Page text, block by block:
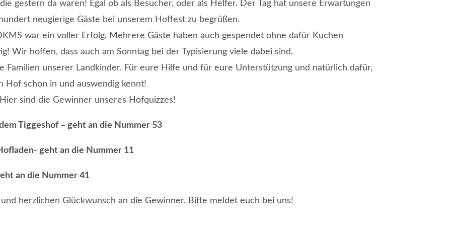
gestern da waren! Egal ob als Besucher, oder als Helfer. Der Tag hat unsere Erwartungen
neugierige Gäste bei unserem Hoffest zu begrüßen.
war ein voller Erfolg. Mehrere Gäste haben auch gespendet ohne dafür Kuchen
Wir hoffen, dass auch am Sonntag bei der Typisierung viele dabei sind.
Familien unserer Landkinder. Für eure Hilfe und für eure Unterstützung und natürlich dafür,
Hof schon in und auswendig kennt!
sind die Gewinner unseres Hofquizzes!
Tiggeshof – geht an die Nummer 53
geht an die Nummer 11
an die Nummer 41
herzlichen Glückwunsch an die Gewinner. Bitte meldet euch bei uns!